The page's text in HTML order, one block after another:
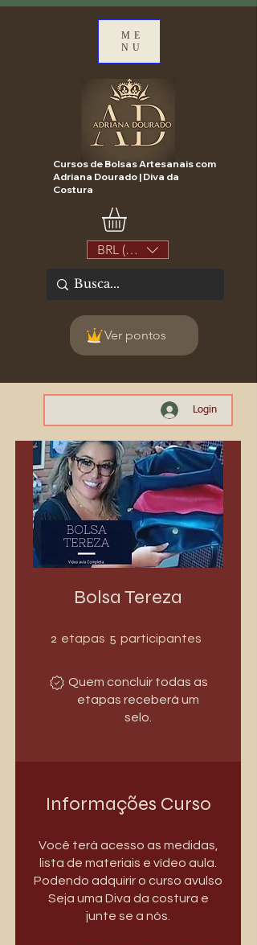
ME
NU
Cursos de Bolsas Artesanais com
Adriana Dourado | Diva da
Costura
BRL (R$)
Ver pontos
Login
Bolsa Tereza
2 etapas 2 etapas
5 participantes
Quem concluir todas as
etapas receberá um
selo.
Informações Curso
Você terá acesso as medidas,
lista de materiais e vídeo aula.
Podendo adquirir o curso avulso
Seja uma Diva da costura e
junte se a nós.